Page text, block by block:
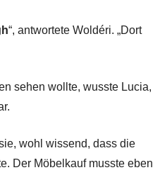
“, antwortete Woldéri. „Dort
sehen wollte, wusste Lucia,
wohl wissend, dass die
Der Möbelkauf musste eben